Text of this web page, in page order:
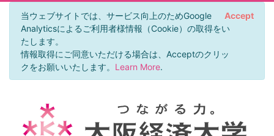
当ウェブサイトでは、サービス向上のためGoogle
Analyticsによるご利用者様情報（Cookie）の取得をい
たします。
情報取得にご同意いただける場合は、Acceptのクリッ
クをお願いいたします。 Learn More.
Accept